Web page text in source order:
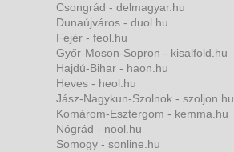
Csongrád - delmagyar.hu
Dunaújváros - duol.hu
Fejér - feol.hu
Győr-Moson-Sopron - kisalfold.hu
Hajdú-Bihar - haon.hu
Heves - heol.hu
Jász-Nagykun-Szolnok - szoljon.hu
Komárom-Esztergom - kemma.hu
Nógrád - nool.hu
Somogy - sonline.hu